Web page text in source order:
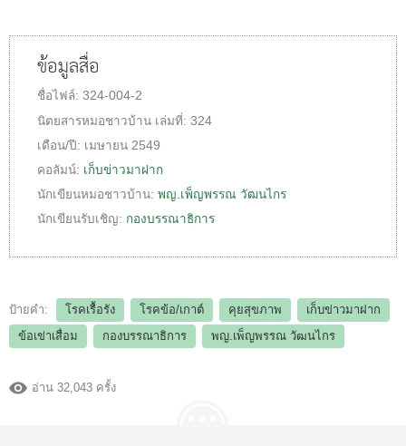
ข้อมูลสื่อ
ชื่อไฟล์: 324-004-2
นิตยสารหมอชาวบ้าน เล่มที่: 324
เดือน/ปี: เมษายน 2549
คอลัมน์: เก็บข่าวมาฝาก
นักเขียนหมอชาวบ้าน: พญ.เพ็ญพรรณ วัฒนไกร
นักเขียนรับเชิญ: กองบรรณาธิการ
ป้ายคำ: โรคเรื้อรัง โรคข้อ/เกาต์ คุยสุขภาพ
เก็บข่าวมาฝาก
ข้อเข่าเสื่อม
กองบรรณาธิการ พญ.เพ็ญพรรณ วัฒนไกร
อ่าน 32,043 ครั้ง